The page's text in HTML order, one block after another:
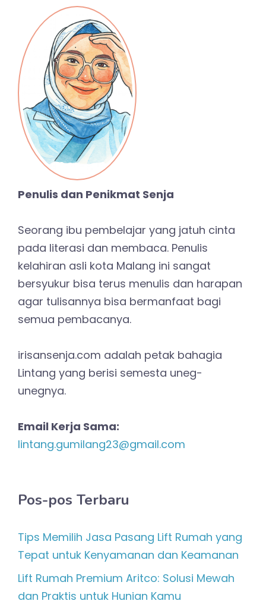
Penulis dan Penikmat Senja
Seorang ibu pembelajar yang jatuh cinta
pada literasi dan membaca. Penulis
kelahiran asli kota Malang ini sangat
bersyukur bisa terus menulis dan harapan
agar tulisannya bisa bermanfaat bagi
semua pembacanya.
irisansenja.com adalah petak bahagia
Lintang yang berisi semesta uneg-
unegnya.
Email Kerja Sama:
lintang.gumilang23@gmail.com
Pos-pos Terbaru
Tips Memilih Jasa Pasang Lift Rumah yang
Tepat untuk Kenyamanan dan Keamanan
Lift Rumah Premium Aritco: Solusi Mewah
dan Praktis untuk Hunian Kamu